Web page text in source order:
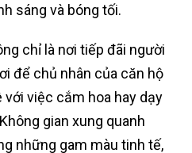
sáng và bóng tối.
chỉ là nơi tiếp đãi người
để chủ nhân của căn hộ
việc cắm hoa hay dạy
gian xung quanh
những gam màu tinh tế,